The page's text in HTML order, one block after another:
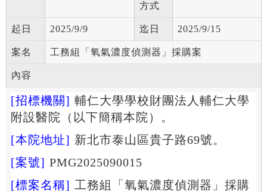
方式
起日 2025/9/9 迄日 2025/9/15
案名 工務組「氧氣濃度偵測器」採購案
內容
[招標機關] 輔仁大學學校財團法人輔仁大學
附設醫院（以下簡稱本院）。
[本院地址] 新北市泰山區貴子路69號。
[案號] PMG2025090015
[標案名稱] 工務組「氧氣濃度偵測器」採購